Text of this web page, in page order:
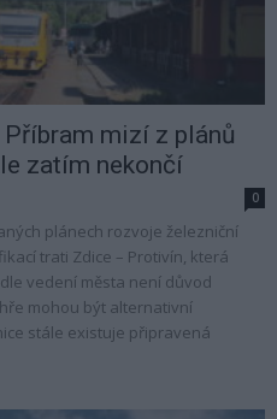
mizí z plánů
zatím nekončí
0
plánech rozvoje železniční
trati Zdice – Protivín, která
vedení města není důvod
mohou být alternativní
stále existuje připravená